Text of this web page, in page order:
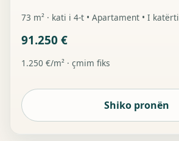
elektrike dhe çmim fiks 91.250 €.
73 m² · kati i 4-t • Apartament • I katërti
91.250 €
1.250 €/m² · çmim fiks
Shiko pronën